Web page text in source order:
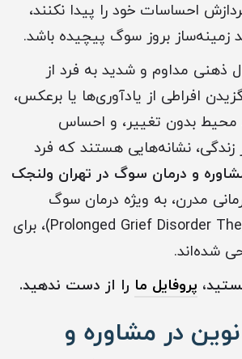
احساسات خود را پیدا نکنند،
زمینه‌ساز بروز سوگ پیچیده باشد.
ذهنی مداوم و شدید به فرد از
افراطی از یادآوری‌ها یا برعکس،
بدون تغییر، و احساس
نشانه‌هایی هستند که فرد
و درمان سوگ در تهران ولنجک
مدرن، به ویژه درمان سوگ
طولانی مدت (Prolonged Grief Disorder Therapy)، برای
شده‌اند.
پروفایل ما را از دست ندهید.
در مشاوره و